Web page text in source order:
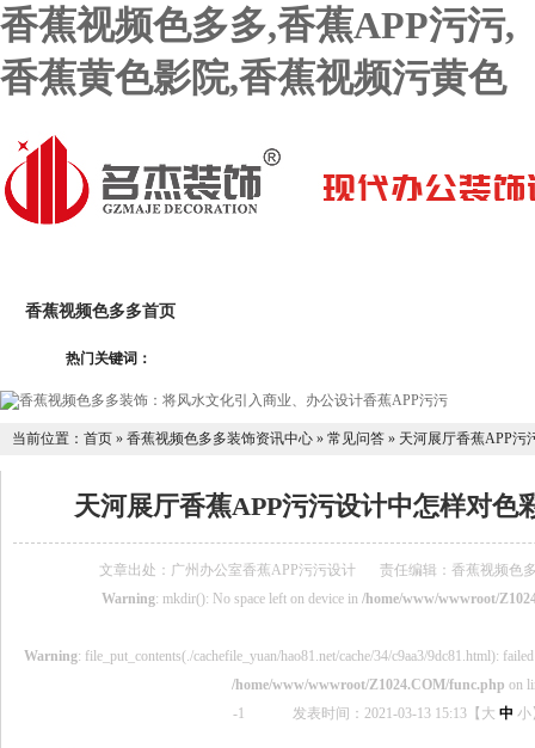
香蕉视频色多多,香蕉APP污污,
香蕉黄色影院,香蕉视频污黄色
香蕉视频色多多首页
香蕉黄色影院设计团队
热门关键词：
当前位置： 首页 » 香蕉视频色多多装饰资讯中心 » 常见问答 » 天河展厅香蕉APP污
天河展厅香蕉APP污污设计中怎样对色彩
文章出处：广州办公室香蕉APP污污设计
责任编辑：香蕉视频
Warning: mkdir(): No space left on device in /home/www/wwwroot/
Warning: file_put_contents(./cachefile_yuan/hao81.net/cache/34/c9aa3/9dc81.html):
/home/www/wwwroot/Z1024.COM/func.php on
-1
发表时间：2021-03-13 15:13【 大 中 小